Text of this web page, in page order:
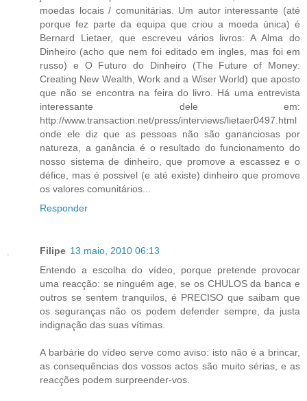
moedas locais / comunitárias. Um autor interessante (até
porque fez parte da equipa que criou a moeda única) é
Bernard Lietaer, que escreveu vários livros: A Alma do
Dinheiro (acho que nem foi editado em ingles, mas foi em
russo) e O Futuro do Dinheiro (The Future of Money:
Creating New Wealth, Work and a Wiser World) que aposto
que não se encontra na feira do livro. Há uma entrevista
interessante dele em:
http://www.transaction.net/press/interviews/lietaer0497.html
onde ele diz que as pessoas não são gananciosas por
natureza, a ganância é o resultado do funcionamento do
nosso sistema de dinheiro, que promove a escassez e o
défice, mas é possivel (e até existe) dinheiro que promove
os valores comunitários...
Responder
Filipe 13 maio, 2010 06:13
Entendo a escolha do vídeo, porque pretende provocar
uma reacção: se ninguém age, se os CHULOS da banca e
outros se sentem tranquilos, é PRECISO que saibam que
os seguranças não os podem defender sempre, da justa
indignação das suas vítimas.
A barbárie do vídeo serve como aviso: isto não é a brincar,
as consequências dos vossos actos são muito sérias, e as
reacções podem surpreender-vos.